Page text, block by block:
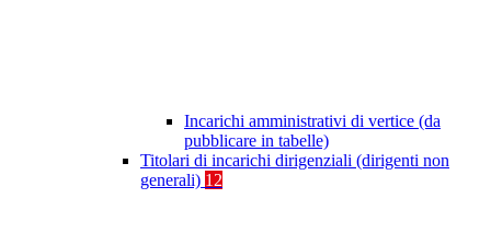
Incarichi amministrativi di vertice (da
pubblicare in tabelle)
Titolari di incarichi dirigenziali (dirigenti non
generali) 12